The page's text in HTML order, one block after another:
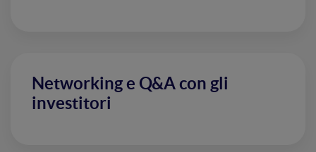
Networking e Q&A con gli
investitori